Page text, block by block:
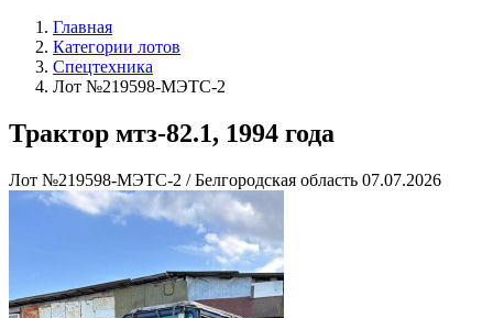
Главная
Категории лотов
Спецтехника
Лот №219598-МЭТС-2
Трактор мтз-82.1, 1994 года
Лот №219598-МЭТС-2 / Белгородская область 07.07.2026